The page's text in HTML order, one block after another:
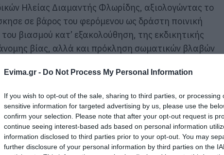
Evima.gr - Do Not Process My Personal Information
If you wish to opt-out of the sale, sharing to third parties, or processing
sensitive information for targeted advertising by us, please use the
confirm your selection. Please note that after your opt-out request is
continue seeing interest-based ads based on personal information
information disclosed to third parties prior to your opt-out. You may
further disclosure of your personal information by third parties on the
Ηλείας Διαμαντής Φλωρίδης, αξιολογώντας το
σε βάρος του φερόμενου ως δράστη ποινική
βιασμού κατ’ εξακολούθηση, της εκδικητικής
βίας, αλλά και πρόκληση σωματικών βλαβών
θύματος.